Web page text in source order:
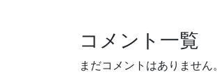
コメント一覧
まだコメントはありません。